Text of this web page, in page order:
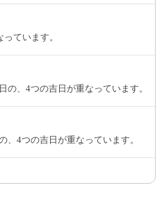
ています。
の、4つの吉日が重なっています。
、4つの吉日が重なっています。